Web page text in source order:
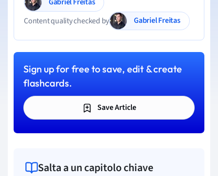
Content quality checked by
Gabriel Freitas
Sign up for free to save, edit & create
flashcards.
Save Article
Salta a un capitolo chiave